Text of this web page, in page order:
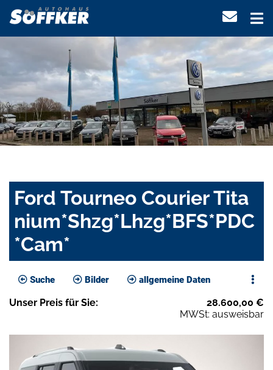
Ford Tourneo Courier Tita
nium*Shzg*Lhzg*BFS*PDC
*Cam*
Suche Bilder allgemeine Daten
Unser Preis für Sie: 28.600,00 €
MWSt: ausweisbar